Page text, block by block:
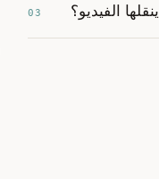
03 الفيديو؟